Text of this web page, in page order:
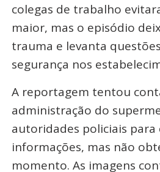
colegas de trabalho
maior, mas o episódio
trauma e levanta
segurança nos
A reportagem tentou
administração do
autoridades policiais
informações, mas não
momento. As imagens